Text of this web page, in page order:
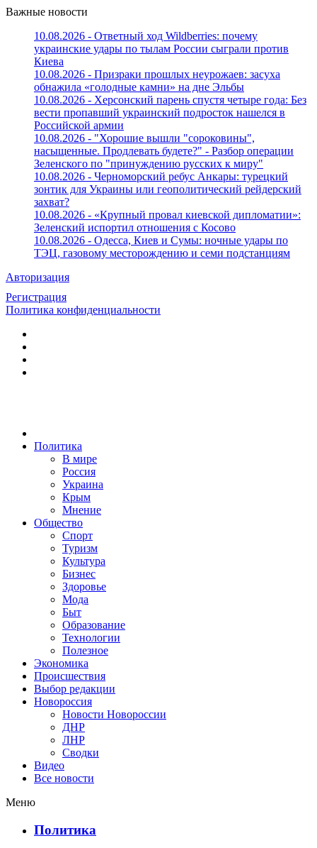
Важные новости
10.08.2026 - Ответный ход Wildberries: почему
украинские удары по тылам России сыграли против
Киева
10.08.2026 - Призраки прошлых неурожаев: засуха
обнажила «голодные камни» на дне Эльбы
10.08.2026 - Херсонский парень спустя четыре года: Без
вести пропавший украинский подросток нашелся в
Российской армии
10.08.2026 - "Хорошие вышли "сороковины",
насыщенные. Продлевать будете?" - Разбор операции
Зеленского по "принуждению русских к миру"
10.08.2026 - Черноморский ребус Анкары: турецкий
зонтик для Украины или геополитический рейдерский
захват?
10.08.2026 - «Крупный провал киевской дипломатии»:
Зеленский испортил отношения с Косово
10.08.2026 - Одесса, Киев и Сумы: ночные удары по
ТЭЦ, газовому месторождению и семи подстанциям
Авторизация
Регистрация
Политика конфиденциальности
Политика
В мире
Россия
Украина
Крым
Мнение
Общество
Спорт
Туризм
Культура
Бизнес
Здоровье
Мода
Быт
Образование
Технологии
Полезное
Экономика
Происшествия
Выбор редакции
Новороссия
Новости Новороссии
ДНР
ЛНР
Сводки
Видео
Все новости
Меню
Политика